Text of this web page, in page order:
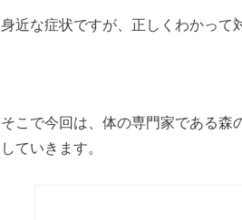
身近な症状ですが、正しくわかって
そこで今回は、体の専門家である森
していきます。